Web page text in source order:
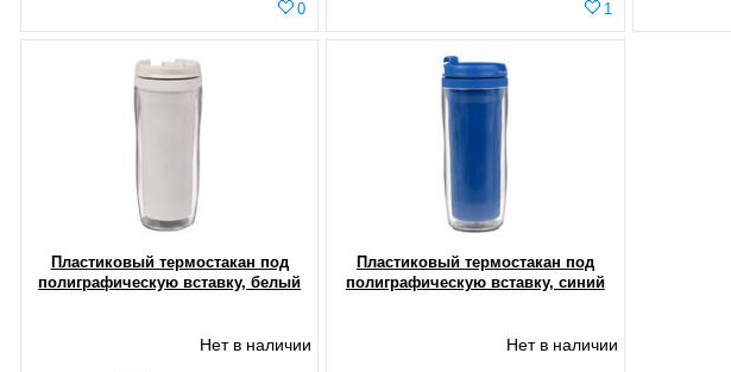
0 1
Пластиковый термостакан под
полиграфическую вставку, белый
Нет в наличии
Пластиковый термостакан под
полиграфическую вставку, синий
Нет в наличии